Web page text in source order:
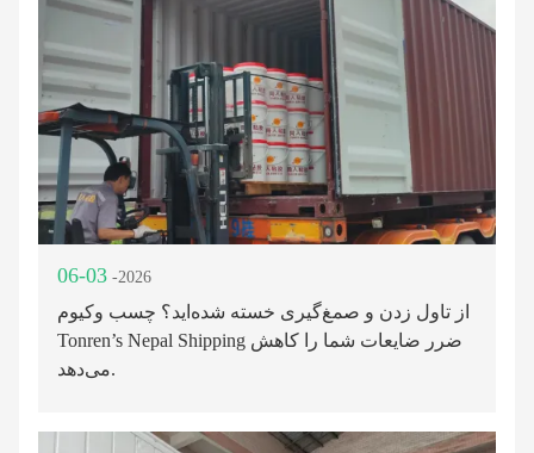
06-03 -2026
از تاول زدن و صمغ‌گیری خسته شده‌اید؟ چسب وکیوم
Tonren’s Nepal Shipping ضرر ضایعات شما را کاهش
می‌دهد.